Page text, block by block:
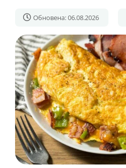
Обновена: 06.08.2026